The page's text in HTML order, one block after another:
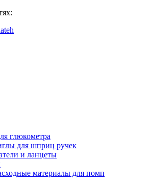
глюкометра
для шприц ручек
и ланцеты
материалы для помп